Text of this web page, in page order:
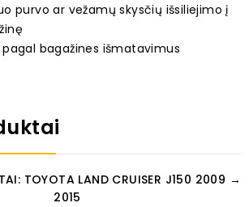
purvo ar vežamų skysčių išsiliejimo į
bagažines išmatavimus
TOYOTA LAND CRUISER J150 2009 →
2015